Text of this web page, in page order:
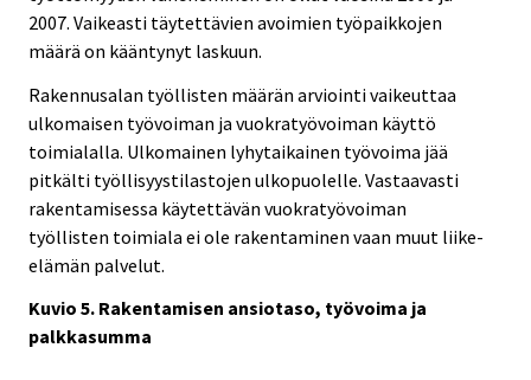
2007. Vaikeasti täytettävien avoimien työpaikkojen
määrä on kääntynyt laskuun.
Rakennusalan työllisten määrän arviointi vaikeuttaa
ulkomaisen työvoiman ja vuokratyövoiman käyttö
toimialalla. Ulkomainen lyhytaikainen työvoima jää
pitkälti työllisyystilastojen ulkopuolelle. Vastaavasti
rakentamisessa käytettävän vuokratyövoiman
työllisten toimiala ei ole rakentaminen vaan muut liike-
elämän palvelut.
Kuvio 5. Rakentamisen ansiotaso, työvoima ja
palkkasumma